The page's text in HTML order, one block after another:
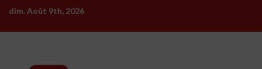
Skip
content
dim. Août 9th, 2026